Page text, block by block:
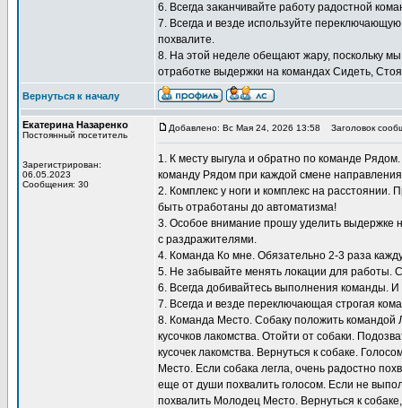
6. Всегда заканчивайте работу радостной
7. Всегда и везде используйте
похвалите.
8. На этой неделе обещают жару, поскольку
отработке выдержки на командах Сидеть,
Вернуться к началу
Екатерина Назаренко
Постоянный посетитель
Зарегистрирован:
06.05.2023
Сообщения: 30
Добавлено: Вс Мая 24, 2026 13:58 Заголовок
1. К месту выгула и обратно по команде
команду Рядом при каждой смене
2. Комплекс у ноги и комплекс на
быть отработаны до автоматизма!
3. Особое внимание прошу уделить выдержке
с раздражителями.
4. Команда Ко мне. Обязательно 2-3 раза
5. Не забывайте менять локации для работы.
6. Всегда добивайтесь выполнения команды.
7. Всегда и везде переключающая строгая
8. Команда Место. Собаку положить
кусочков лакомства. Отойти от собаки.
кусочек лакомства. Вернуться к собаке.
Место. Если собака легла, очень радостно
еще от души похвалить голосом. Если не
похвалить Молодец Место. Вернуться к